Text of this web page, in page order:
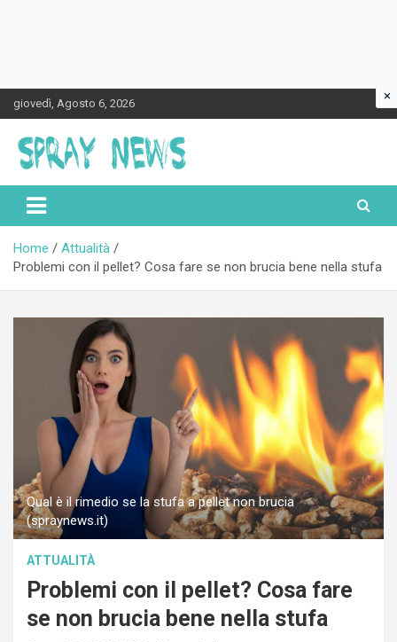
Skip
to
content
giovedì, Agosto 6, 2026
Spraynews.it
Home
Attualità
Problemi con il pellet? Cosa fare se non brucia bene nella stufa
Qual è il rimedio se la stufa a pellet non brucia
(spraynews.it)
ATTUALITÀ
Problemi con il pellet? Cosa fare
se non brucia bene nella stufa
×